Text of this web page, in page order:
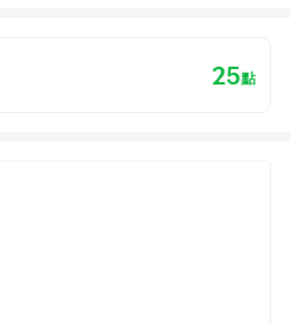
25點